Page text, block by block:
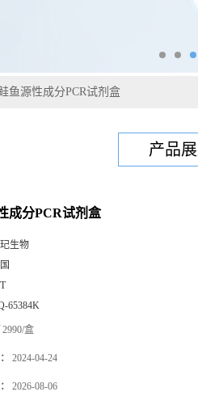
鱼源性成分PCR试剂盒
产品
成分PCR试剂盒
生物
65384K
盒
2024-04-24
2026-08-06